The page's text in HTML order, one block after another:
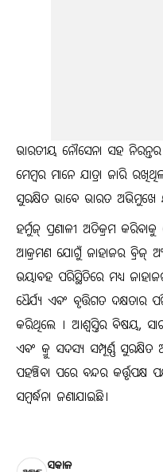
ଭାରତୀୟ ନୌସେନା ସହ
ମେମ୍ବର ମାନେ ଯାତ୍ରା ଜାରି
ସୁରକ୍ଷିତ ଭାବେ ଭାରତ ଅଭିମୁଖେ
ହର୍ମୁଜ୍ ପ୍ରଣାଳୀ ଅତିକ୍ରମ
ଆକ୍ରମଣ ଯୋଗୁଁ ଜାହାଜର ବ୍ରିଜ୍‌
ଭୟାବହ ପରିସ୍ଥିତିରେ ମଧ୍ୟ
ଧୈର୍ଯ୍ୟ ଏବଂ ବୃତ୍ତିଗତ ଦକ୍ଷତାର
କରିଥିଲେ । ଆଶ୍ୱସ୍ତିର ବିଷୟ,
ଏବଂ କ୍ରୁ ସଦସ୍ୟ ସମ୍ପୂର୍ଣ୍ଣ
ପହଞ୍ଚିବା ପରେ ବନ୍ଦର କର୍ତ୍ତୃପକ୍ଷ
ସମ୍ବର୍ଦ୍ଧନା ଜଣାଯାଇଛି।
ସକାଳ